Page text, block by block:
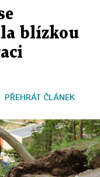
blízkou
PŘEHRÁT ČLÁNEK